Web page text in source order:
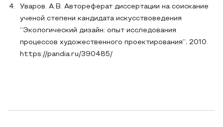
Уваров. А.В. Автореферат диссертации на соискание
ученой степени кандидата искусствоведения
“Экологический дизайн: опыт исследования
процессов художественного проектирования”, 2010.
https://pandia.ru/390485/